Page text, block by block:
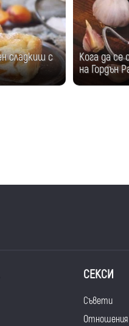
сладкиш с
Кога да
на Гордън
СЕКСИ
Съвети
Отношения